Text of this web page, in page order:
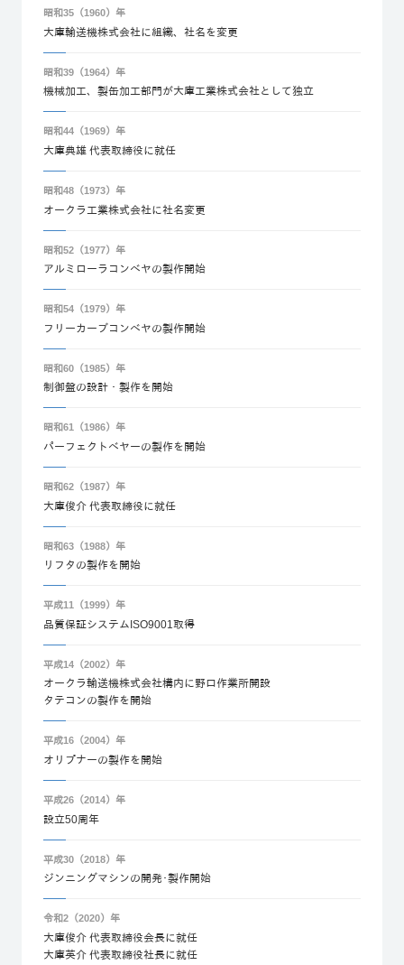
昭和35（1960）年
大庫輸送機株式会社に組織、社名を変更
昭和39（1964）年
機械加工、製缶加工部門が大庫工業株式会社として独立
昭和44（1969）年
大庫典雄 代表取締役に就任
昭和48（1973）年
オークラ工業株式会社に社名変更
昭和52（1977）年
アルミローラコンベヤの製作開始
昭和54（1979）年
フリーカーブコンベヤの製作開始
昭和60（1985）年
制御盤の設計・製作を開始
昭和61（1986）年
パーフェクトベヤーの製作を開始
昭和62（1987）年
大庫俊介 代表取締役に就任
昭和63（1988）年
リフタの製作を開始
平成11（1999）年
品質保証システムISO9001取得
平成14（2002）年
オークラ輸送機株式会社構内に野口作業所開設
タテコンの製作を開始
平成16（2004）年
オリプナーの製作を開始
平成26（2014）年
設立50周年
平成30（2018）年
ジンニングマシンの開発･製作開始
令和2（2020）年
大庫俊介 代表取締役会長に就任
大庫英介 代表取締役社長に就任